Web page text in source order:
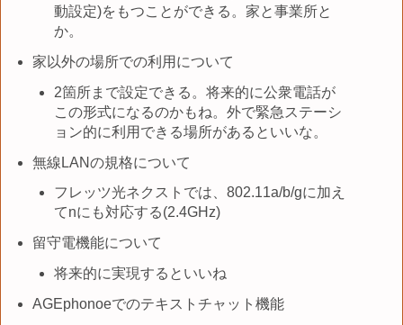
動設定)をもつことができる。家と事業所と
か。
家以外の場所での利用について
2箇所まで設定できる。将来的に公衆電話が
この形式になるのかもね。外で緊急ステーシ
ョン的に利用できる場所があるといいな。
無線LANの規格について
フレッツ光ネクストでは、802.11a/b/gに加え
てnにも対応する(2.4GHz)
留守電機能について
将来的に実現するといいね
AGEphonoeでのテキストチャット機能